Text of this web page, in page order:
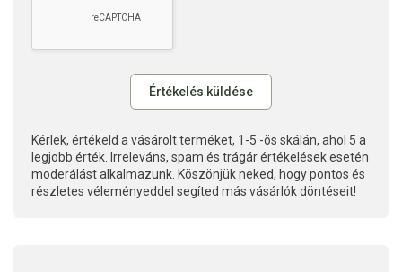
Kérlek, értékeld a vásárolt terméket, 1-5 -ös skálán, ahol 5 a
legjobb érték. Irreleváns, spam és trágár értékelések esetén
moderálást alkalmazunk. Köszönjük neked, hogy pontos és
részletes véleményeddel segíted más vásárlók döntéseit!